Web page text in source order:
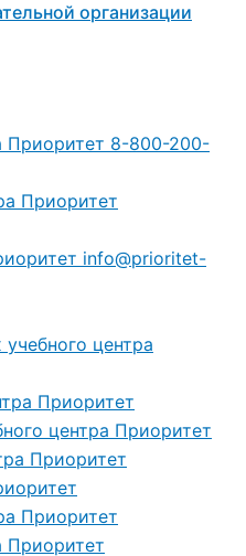
организации
8-800-200-
info@prioritet-